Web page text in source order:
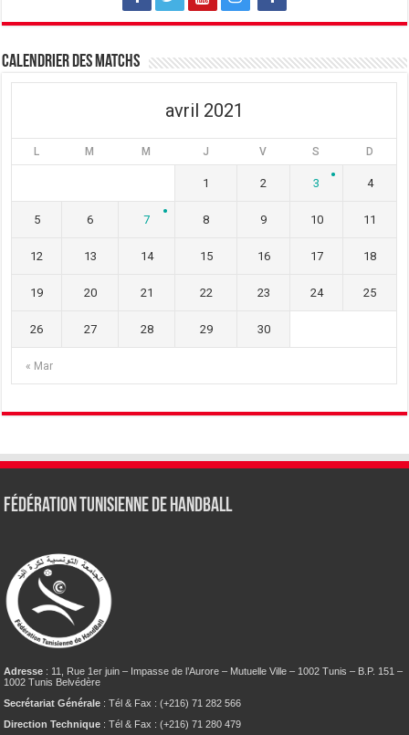
Calendrier des matchs
avril 2021
L M M J V S D
« Mar
1 2 3 4
5 6 7 8 9 10 11
12 13 14 15 16 17 18
19 20 21 22 23 24 25
26 27 28 29 30
Fédération tunisienne de Handball
Adresse : 11, Rue 1er juin – Impasse de l’Aurore – Mutuelle Ville – 1002 Tunis – B.P. 151 –
1002 Tunis Belvédère
Secrétariat Générale : Tél & Fax : (+216) 71 282 566
Direction Technique : Tél & Fax : (+216) 71 280 479